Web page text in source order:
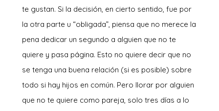
te gustan. Si la decisión, en cierto sentido, fue por
la otra parte u “obligada”, piensa que no merece la
pena dedicar un segundo a alguien que no te
quiere y pasa página. Esto no quiere decir que no
se tenga una buena relación (si es posible) sobre
todo si hay hijos en común. Pero llorar por alguien
que no te quiere como pareja, solo tres días a lo